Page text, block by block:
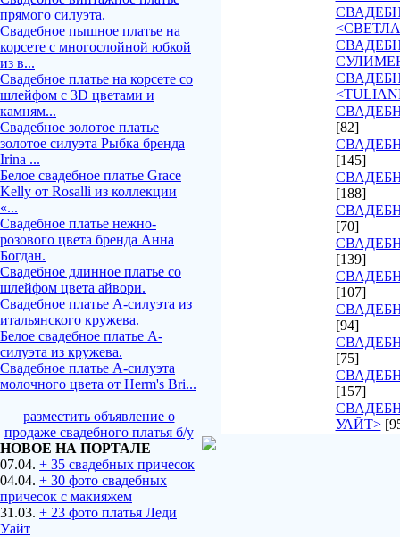
прямого силуэта.
Свадебное пышное платье на
корсете с многослойной юбкой
из в...
Свадебное платье на корсете со
шлейфом с 3D цветами и
камням...
Свадебное золотое платье
золотое силуэта Рыбка бренда
Irina ...
Белое свадебное платье Grace
Kelly от Rosalli из коллекции
«...
Свадебное платье нежно-
розового цвета бренда Анна
Богдан.
Свадебное длинное платье со
шлейфом цвета айвори.
Свадебное платье А-силуэта из
итальянского кружева.
Белое свадебное платье А-
силуэта из кружева.
Свадебное платье А-силуэта
молочного цвета от Herm's Bri...
разместить объявление о
продаже свадебного платья б/у
НОВОЕ НА ПОРТАЛЕ
07.04. + 35 свадебных причесок
04.04. + 30 фото свадебных
причесок с макияжем
31.03. + 23 фото платья Леди
Уайт
[82]
[145]
[188]
[70]
[139]
[107]
[94]
[75]
[157]
УАЙТ>